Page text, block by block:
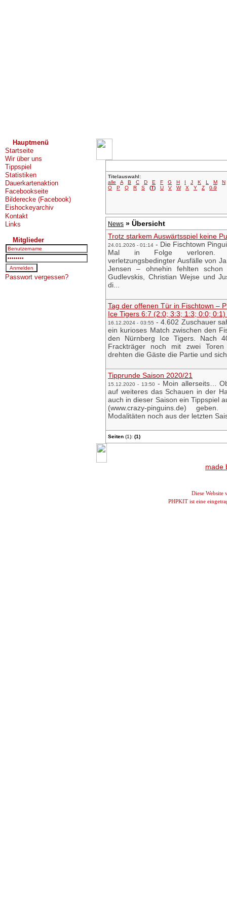
Hauptmenü
Startseite
Wir über uns
Tippspiel
Statistiken
Dauerkartenaktion
Facebookseite
Bilderecke (Facebook)
Eishockeyarchiv
Kontakt
Links
Mitglieder
Passwort vergessen?
Titelauswahl:
alle
A B C D E F G H I J K L M
N
O
P Q R S (T) U V W X Y Z 0-9
News » Übersicht
Trotz starkem Auswärtsspiel keine
24.01.2026 - 01:14 - Die Fischtown
Mal in Folge verloren.
verletzungsbedingter Ausfälle von
Jensen – ohnehin fehlten schon
Gudlevskis, Christian Wejse und
di...
Tag der offenen Tür in Fischtown –
Ice Tigers 6:7 (2:0; 3:3; 1:3; 0:0; 0:1)
16.12.2024 - 03:55 -4.602 Zuschauer
ein kurioses Match zwischen den
den Nürnberg Ice Tigers. Nach
Frackträger noch mit zwei
drehten die Gäste die Partie und
Tipprunde Saison 2020/21
15.12.2020 - 13:50- Moin allerseits…
auf weiteres das Schauen in der
auch in dieser Saison ein Tippspiel
(www.crazy-pinguins.de)
Modalitäten noch aus der letzten
Seiten (1): (1)
made
Diese Website
PHPKIT ist eine